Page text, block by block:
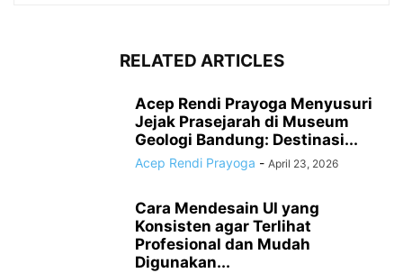
RELATED ARTICLES
Acep Rendi Prayoga Menyusuri
Jejak Prasejarah di Museum
Geologi Bandung: Destinasi...
Acep Rendi Prayoga - April 23, 2026
Cara Mendesain UI yang
Konsisten agar Terlihat
Profesional dan Mudah
Digunakan...